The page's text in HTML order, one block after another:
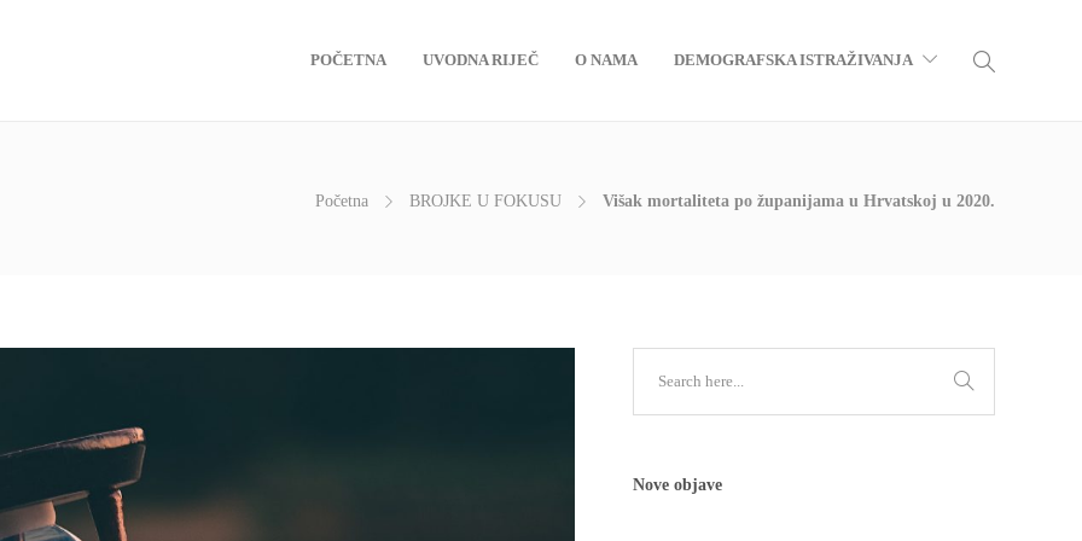
POČETNA UVODNA RIJEČ O NAMA DEMOGRAFSKA ISTRAŽIVANJA
Početna BROJKE U FOKUSU Višak mortaliteta po županijama u Hrvatskoj u 2020.
Nove objave